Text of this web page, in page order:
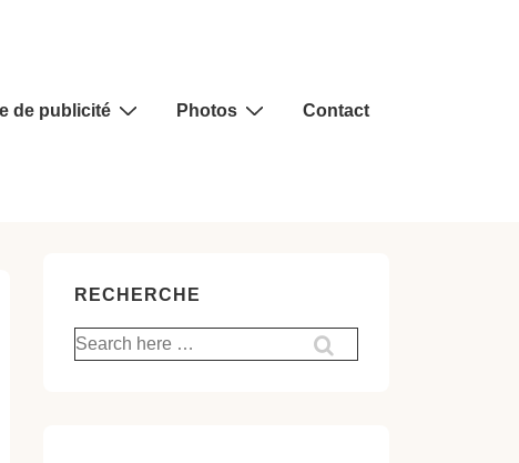
de publicité Photos Contact
RECHERCHE
Recherche
pour: